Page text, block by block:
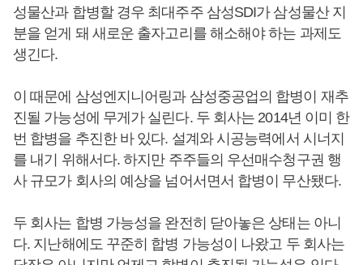
성물산과 합병할 경우 최대주주 삼성SDI가 삼성물산 지
분을 얻게 돼 새로운 출자고리를 해소해야 하는 과제도
생긴다.
이 때문에 삼성엔지니어링과 삼성중공업의 합병이 재추
진될 가능성에 무게가 실린다. 두 회사는 2014년 이미 한
번 합병을 추진한 바 있다. 설계와 시공능력에서 시너지
를 내기 위해서다. 하지만 주주들의 우선매수청구권 행
사 규모가 회사의 예상을 넘어서면서 합병이 무산됐다.
두 회사는 합병 가능성을 완전히 닫아놓은 상태는 아니
다. 지난해에도 꾸준히 합병 가능성이 나왔고 두 회사는